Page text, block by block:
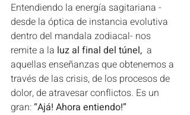
Entendiendo la energía sagitariana -
desde la óptica de instancia evolutiva
dentro del mandala zodiacal- nos
remite a la luz al final del túnel, a
aquellas enseñanzas que obtenemos a
través de las crisis, de los procesos de
dolor, de atravesar conflictos. Es un
gran: “Ajá! Ahora entiendo!”